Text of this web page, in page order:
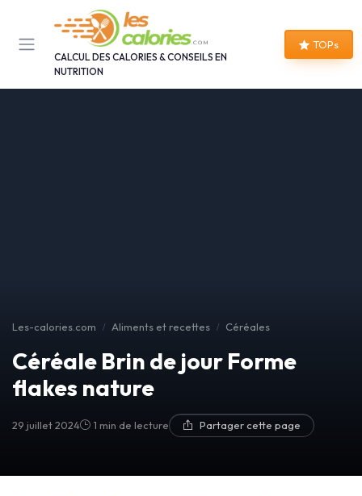
CALCUL DES CALORIES & CONSEILS EN
NUTRITION
TOPs
Les-calories.com Aliments et recettes Céréales
Céréale Brin de jour Forme
flakes nature
29 juillet 2024 1 min de lecture Partager cette page
Panneau de gestion des cookies